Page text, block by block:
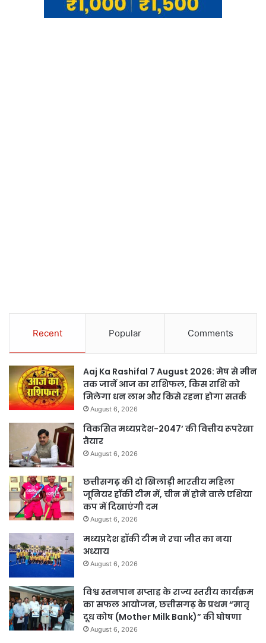
Recent Popular Comments
Aaj Ka Rashifal 7 August 2026: मेष से मीन
तक जानें आज का राशिफल, किस राशि को
मिलेगा धन लाभ और किसे रहना होगा सतर्क
August 6, 2026
विकसित मध्यप्रदेश-2047’ की वित्तीय रूपरेखा
तैयार
August 6, 2026
छत्तीसगढ़ की दो खिलाड़ी भारतीय महिला
जूनियर हॉकी टीम में, चीन में होने वाले एशिया
कप में दिखाएंगी दम
August 6, 2026
मध्यप्रदेश हॉकी टीम ने रचा जीत का नया
अध्याय
August 6, 2026
विश्व स्तनपान सप्ताह के राज्य स्तरीय कार्यक्रम
का सफल आयोजन, छत्तीसगढ़ के प्रथम “मातृ
दूध कोष (Mother Milk Bank)” की घोषणा
August 6, 2026